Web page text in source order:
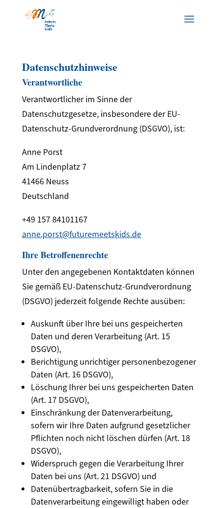
Datenschutzhinweise
Verantwortliche
Verantwortlicher im Sinne der
Datenschutzgesetze, insbesondere der EU-
Datenschutz-Grundverordnung (DSGVO), ist:
Anne Porst
Am Lindenplatz 7
41466 Neuss
Deutschland
+49 157 84101167
anne.porst@futuremeetskids.de
Ihre Betroffenenrechte
Unter den angegebenen Kontaktdaten können
Sie gemäß EU-Datenschutz-Grundverordnung
(DSGVO) jederzeit folgende Rechte ausüben:
Auskunft über Ihre bei uns gespeicherten
Daten und deren Verarbeitung (Art. 15
DSGVO),
Berichtigung unrichtiger personenbezogener
Daten (Art. 16 DSGVO),
Löschung Ihrer bei uns gespeicherten Daten
(Art. 17 DSGVO),
Einschränkung der Datenverarbeitung,
sofern wir Ihre Daten aufgrund gesetzlicher
Pflichten noch nicht löschen dürfen (Art. 18
DSGVO),
Widerspruch gegen die Verarbeitung Ihrer
Daten bei uns (Art. 21 DSGVO) und
Datenübertragbarkeit, sofern Sie in die
Datenverarbeitung eingewilligt haben oder